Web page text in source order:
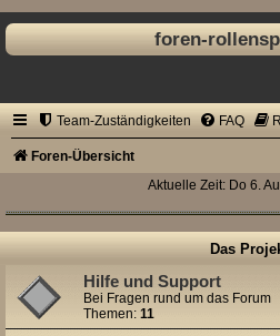
foren-
Team-Zuständigkeiten FAQ
Foren-Übersicht
Aktuelle Zeit: Do 6.
Das
Hilfe und Support
Bei Fragen rund um das Forum
Themen: 11